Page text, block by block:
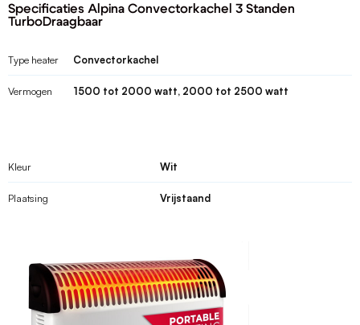
Specificaties Alpina Convectorkachel 3 Standen
TurboDraagbaar
Type heater Convectorkachel
Vermogen 1500 tot 2000 watt, 2000 tot 2500 watt
Kleur Wit
Plaatsing Vrijstaand